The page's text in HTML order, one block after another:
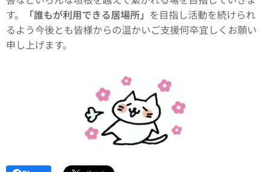
す。
「誰もが利用できる居場所」 を目指し活動を続けられ
るよう今後とも皆様からの温かいご支援何卒宜しくお願い
申し上げます。